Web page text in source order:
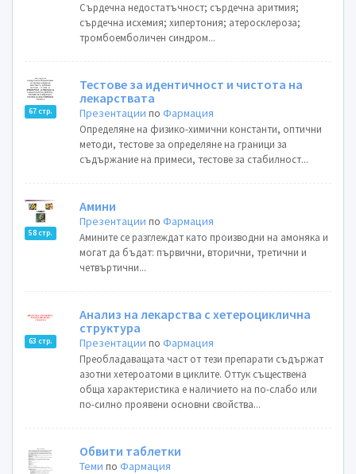
Сърдечна недостатъчност; сърдечна аритмия;
сърдечна исхемия; хипертония; атеросклероза;
тромбоемболичен синдром...
67 стр.
Тестове за идентичност и чистота на
лекарствата
Презентации поФармация
Определяне на физико-химични константи, оптични
методи, тестове за определяне на граници за
съдържание на примеси, тестове за стабилност...
58 стр.
Амини
Презентации поФармация
Амините се разглеждат като производни на амоняка и
могат да бъдат: първични, вторични, третични и
четвъртични...
63 стр.
Анализ на лекарства с хетероциклична
структура
Презентации поФармация
Преобладаващата част от тези препарати съдържат
азотни хетероатоми в циклите. Оттук съществена
обща характеристика е наличието на по-слабо или
по-силно проявени основни свойства...
Обвити таблетки
Теми поФармация